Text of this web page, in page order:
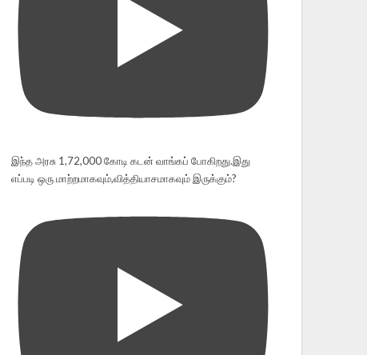
இந்த அரசு 1,72,000 கோடி கடன் வாங்கப் போகிறது.இது
எப்படி ஒரு மாற்றமாகவும்,வித்தியாசமாகவும் இருக்கும்?